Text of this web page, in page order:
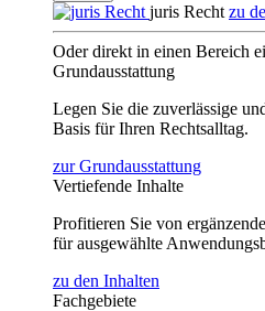
juris Recht zu
Oder direkt in einen Bereich
Grundausstattung
Legen Sie die zuverlässige
Basis für Ihren Rechtsalltag.
zur Grundausstattung
Vertiefende Inhalte
Profitieren Sie von
für ausgewählte
zu den Inhalten
Fachgebiete